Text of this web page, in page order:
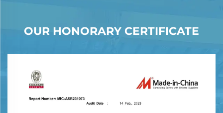
OUR HONORARY CERTIFICATE